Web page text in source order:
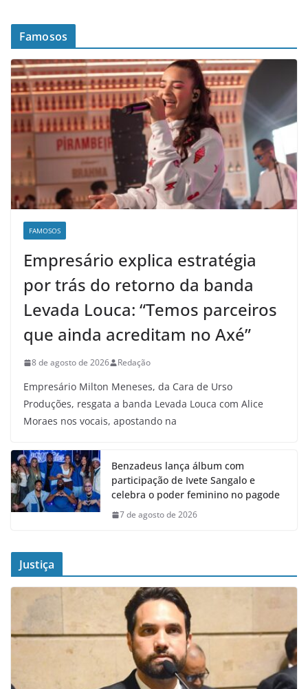
Famosos
FAMOSOS
Empresário explica estratégia
por trás do retorno da banda
Levada Louca: “Temos parceiros
que ainda acreditam no Axé”
8 de agosto de 2026 Redação
Empresário Milton Meneses, da Cara de Urso
Produções, resgata a banda Levada Louca com Alice
Moraes nos vocais, apostando na
Benzadeus lança álbum com
participação de Ivete Sangalo e
celebra o poder feminino no pagode
7 de agosto de 2026
Justiça